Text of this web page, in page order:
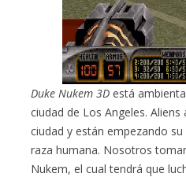
Duke Nukem 3Destá
ciudad de Los Angeles.
ciudad y están empezando
raza humana. Nosotros
Nukem, el cual tendrá que